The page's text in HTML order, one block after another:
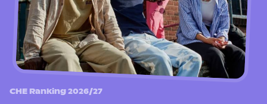
CHE Ranking 2026/27